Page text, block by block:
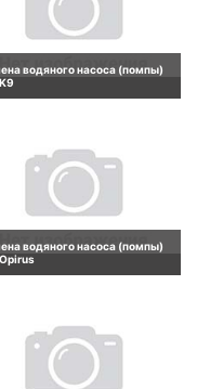
водяного насоса (помпы)
водяного насоса (помпы)